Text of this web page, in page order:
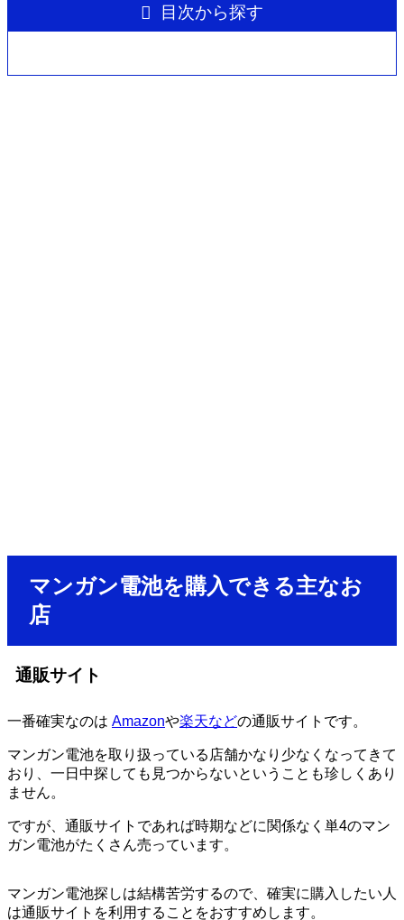
目次から探す
マンガン電池を購入できる主なお
店
通販サイト
一番確実なのは Amazonや楽天などの通販サイトです。
マンガン電池を取り扱っている店舗かなり少なくなってきて
おり、一日中探しても見つからないということも珍しくあり
ません。
ですが、通販サイトであれば時期などに関係なく単4のマン
ガン電池がたくさん売っています。
マンガン電池探しは結構苦労するので、確実に購入したい人
は通販サイトを利用することをおすすめします。